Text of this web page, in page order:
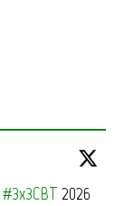
#3x3CBT 2026